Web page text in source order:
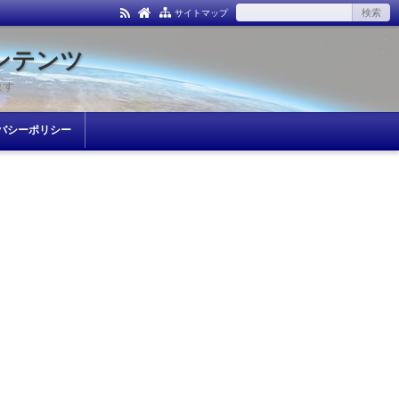
サイトマップ
テンツ
す
シーポリシー